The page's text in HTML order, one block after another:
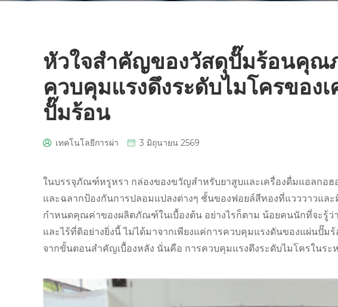
หัวใจสำคัญของวัสดุปั๊มร้อนคุณ
ควบคุมแรงดึงระดับไมโครของ
ปั๊มร้อน
เทคโนโลยีการผ่า 3 มิถุนายน 2569
ในบรรจุภัณฑ์หรูหรา กล่องของขวัญสำหรับยาสูบและเครื่องดื่มแอลกอฮ
และฉลากป้องกันการปลอมแปลงต่างๆ ชั้นของฟอยล์สีทองที่แวววาวและ
กำหนดคุณค่าของผลิตภัณฑ์ในเบื้องต้น อย่างไรก็ตาม น้อยคนนักที่จะรู้ว่า
และไร้ที่ติอย่างยิ่งนี้ ไม่ได้มาจากเพียงแค่การควบคุมแรงดันของแผ่นปั๊ม
จากขั้นตอนสำคัญเบื้องหลัง นั่นคือ การควบคุมแรงตึงระดับไมโครในร